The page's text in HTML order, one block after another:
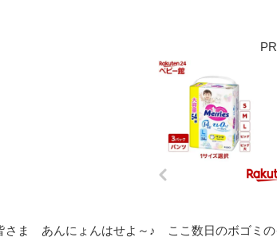
PR
さま あんにょんはせよ～♪ ここ数日のボゴミの